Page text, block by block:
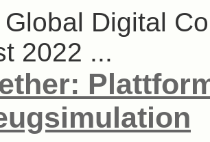
Global Digital
2022 ...